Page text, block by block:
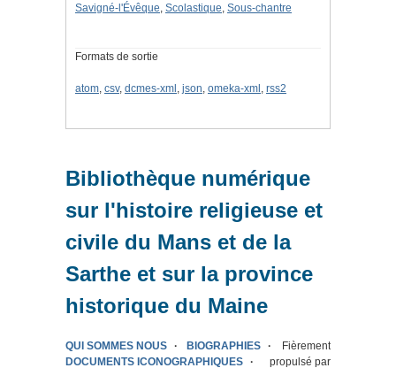
Savigné-l'Évêque, Scolastique, Sous-chantre
Formats de sortie
atom, csv, dcmes-xml , json, omeka-xml , rss2
Bibliothèque numérique
sur l'histoire religieuse et
civile du Mans et de la
Sarthe et sur la province
historique du Maine
QUI SOMMES NOUS
BIOGRAPHIES
DOCUMENTS ICONOGRAPHIQUES
Fièrement
propulsé par